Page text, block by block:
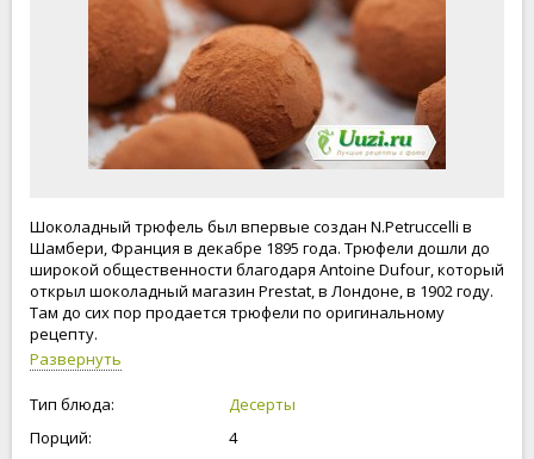
Шоколадный трюфель был впервые создан N.Petruccelli в
Шамбери, Франция в декабре 1895 года. Трюфели дошли до
широкой общественности благодаря Antoine Dufour, который
открыл шоколадный магазин Prestat, в Лондоне, в 1902 году.
Там до сих пор продается трюфели по оригинальному
рецепту.
Развернуть
Тип блюда:
Десерты
Порций:
4